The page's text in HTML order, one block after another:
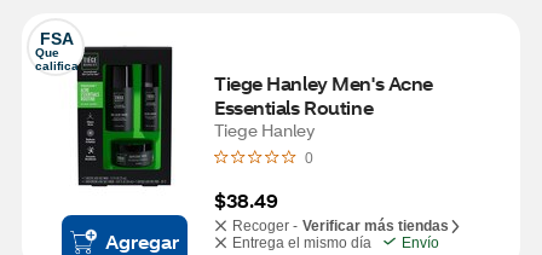
FSA
Que
califica
Agregar
Tiege Hanley Men's Acne
Essentials Routine
Tiege Hanley
0
$38.49
Recoger - Verificar más tiendas
Entrega el mismo día
Envío